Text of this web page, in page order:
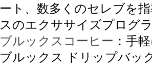
ート、数多くのセレブを
スのエクササイズプログ
ブルックスコーヒー ：手
ブルックス ドリップバッ